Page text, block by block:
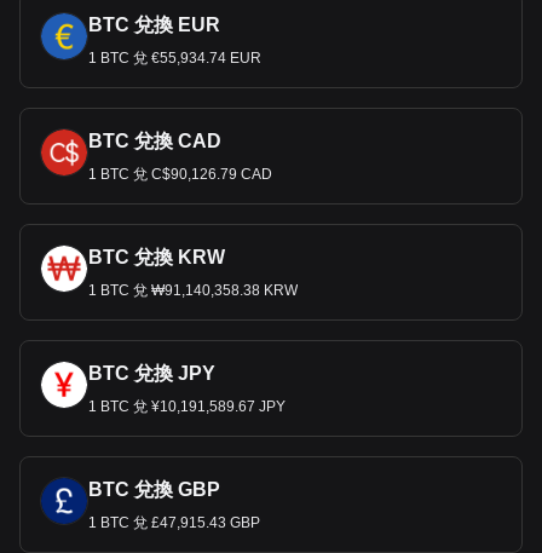
BTC 兌換 EUR
1 BTC 兌 €55,934.74 EUR
BTC 兌換 CAD
1 BTC 兌 C$90,126.79 CAD
BTC 兌換 KRW
1 BTC 兌 ₩91,140,358.38 KRW
BTC 兌換 JPY
1 BTC 兌 ¥10,191,589.67 JPY
BTC 兌換 GBP
1 BTC 兌 £47,915.43 GBP